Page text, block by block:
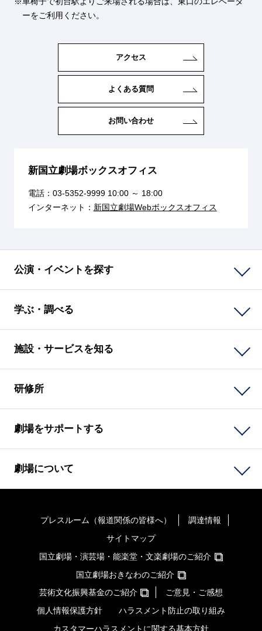
ーをご利用ください。
アクセス
よくある質問
お問い合わせ
新国立劇場ボックスオフィス
電話： 03-5352-999910:00 ～ 18:00
インターネット： 新国立劇場Webボックスオフィス
公演・イベントを探す
学ぶ・調べる
施設・サービスを知る
研修所
劇場をサポートする
劇場について
プレスルーム（報道関係の皆様へ）
調達情報
サイトマップ
国立劇場・演芸場・能楽堂・文楽劇場のご紹介
国立劇場おきなわのご紹介
芸術文化振興基金のご紹介
ご意見・ご感想
個人情報保護方針
ハラスメント防止の取り組み
カスタマーハラスメントに関する基本方針